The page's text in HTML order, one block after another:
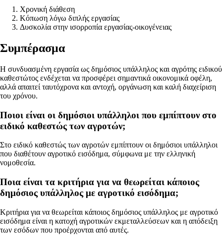
Χρονική διάθεση
Κόπωση λόγω διπλής εργασίας
Δυσκολία στην ισορροπία εργασίας-οικογένειας
Συμπέρασμα
Η συνδυασμένη εργασία ως δημόσιος υπάλληλος και αγρότης ειδικού
καθεστώτος ενδέχεται να προσφέρει σημαντικά οικονομικά οφέλη,
αλλά απαιτεί ταυτόχρονα και αντοχή, οργάνωση και καλή διαχείριση
του χρόνου.
Ποιοι είναι οι δημόσιοι υπάλληλοι που εμπίπτουν στο
ειδικό καθεστώς των αγροτών;
Στο ειδικό καθεστώς των αγροτών εμπίπτουν οι δημόσιοι υπάλληλοι
που διαθέτουν αγροτικό εισόδημα, σύμφωνα με την ελληνική
νομοθεσία.
Ποια είναι τα κριτήρια για να θεωρείται κάποιος
δημόσιος υπάλληλος με αγροτικό εισόδημα;
Κριτήρια για να θεωρείται κάποιος δημόσιος υπάλληλος με αγροτικό
εισόδημα είναι η κατοχή αγροτικών εκμεταλλεύσεων και η απόδειξη
των εσόδων που προέρχονται από αυτές.